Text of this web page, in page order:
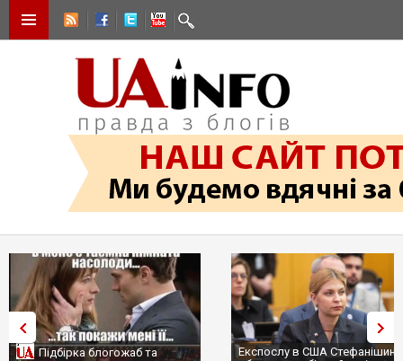
Підбірка блогожаб та
Експослу в США